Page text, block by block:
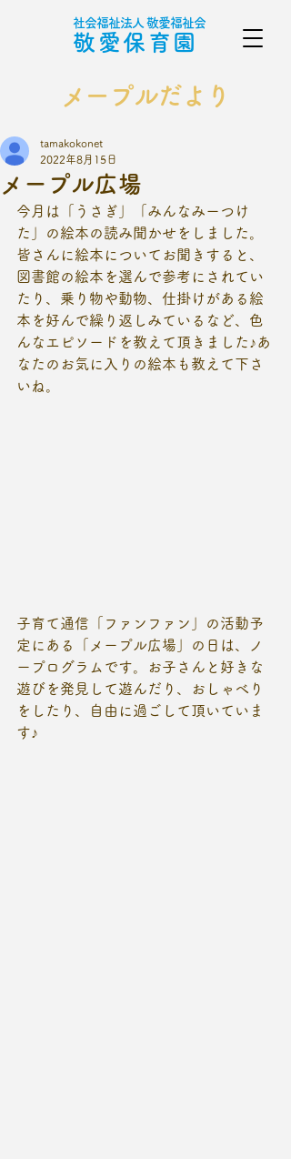
社会福祉法人 敬愛福祉会
敬愛保育園
メープル広場
tamakokonet
2022年8月15日
今月は「うさぎ」「みんなみーつけ
た」の絵本の読み聞かせをしました。
皆さんに絵本についてお聞きすると、
図書館の絵本を選んで参考にされてい
たり、乗り物や動物、仕掛けがある絵
本を好んで繰り返しみているなど、色
んなエピソードを教えて頂きました♪あ
なたのお気に入りの絵本も教えて下さ
いね。
子育て通信「ファンファン」の活動予
定にある「メープル広場」の日は、ノ
ープログラムです。お子さんと好きな
遊びを発見して遊んだり、おしゃべり
をしたり、自由に過ごして頂いていま
す♪
メープルだより